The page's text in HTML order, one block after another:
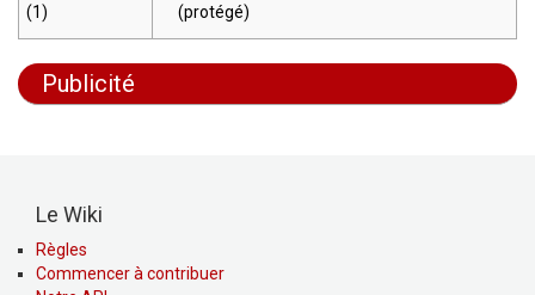
(1)
(protégé)
Publicité
Le Wiki
Règles
Commencer à contribuer